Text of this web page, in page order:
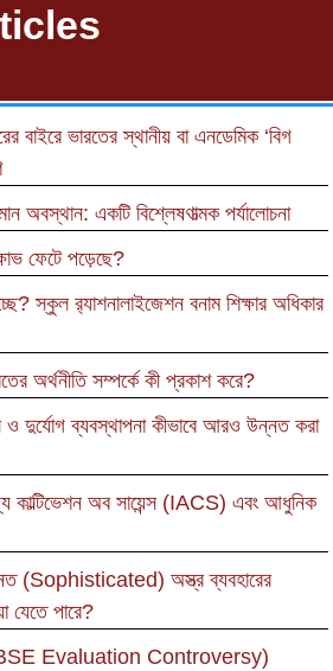
বাইরে ভারতের স্থানীয় বা এনডেমিক ‘বিগ
অবস্থান: একটি বিশ্লেষণাত্মক পর্যালোচনা
ফেটে পড়েছে?
স্কুল র‍্যাশনালাইজেশন বনাম শিক্ষার অধিকার
অর্থনীতি সম্পর্কে কী প্রকাশ করে?
ও দুর্যোগ ব্যবস্থাপনা কীভাবে আরও উন্নত করা
কাল্টিভেশন অব সায়েন্স (IACS) এবং আধুনিক
(Sophisticated) অস্ত্র ব্যবহারের
যেতে পারে?
Evaluation Controversy)